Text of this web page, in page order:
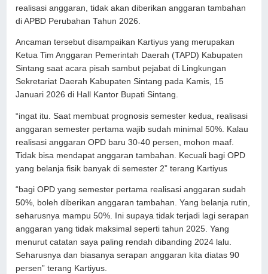
realisasi anggaran, tidak akan diberikan anggaran tambahan
di APBD Perubahan Tahun 2026.
Ancaman tersebut disampaikan Kartiyus yang merupakan
Ketua Tim Anggaran Pemerintah Daerah (TAPD) Kabupaten
Sintang saat acara pisah sambut pejabat di Lingkungan
Sekretariat Daerah Kabupaten Sintang pada Kamis, 15
Januari 2026 di Hall Kantor Bupati Sintang.
“ingat itu. Saat membuat prognosis semester kedua, realisasi
anggaran semester pertama wajib sudah minimal 50%. Kalau
realisasi anggaran OPD baru 30-40 persen, mohon maaf.
Tidak bisa mendapat anggaran tambahan. Kecuali bagi OPD
yang belanja fisik banyak di semester 2” terang Kartiyus
“bagi OPD yang semester pertama realisasi anggaran sudah
50%, boleh diberikan anggaran tambahan. Yang belanja rutin,
seharusnya mampu 50%. Ini supaya tidak terjadi lagi serapan
anggaran yang tidak maksimal seperti tahun 2025. Yang
menurut catatan saya paling rendah dibanding 2024 lalu.
Seharusnya dan biasanya serapan anggaran kita diatas 90
persen” terang Kartiyus.